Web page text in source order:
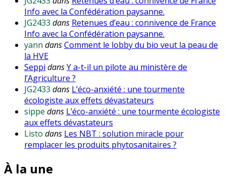
Info avec la Confédération paysanne.
JG2433 dans Retenues d’eau : connivence de France
Info avec la Confédération paysanne.
yann dansComment le lobby du bio veut la peau de
la HVE
Seppi dansY a-t-il un pilote au ministère de
l’Agriculture ?
JG2433 dans L’éco-anxiété : une tourmente
écologiste aux effets dévastateurs
sippe dans L’éco-anxiété : une tourmente écologiste
aux effets dévastateurs
Listo dans Les NBT : solution miracle pour
remplacer les produits phytosanitaires ?
À la une